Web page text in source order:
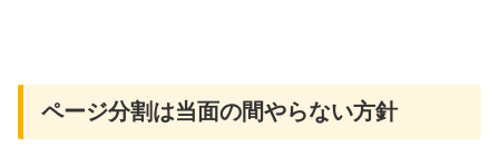
ページ分割は当面の間やらない方針